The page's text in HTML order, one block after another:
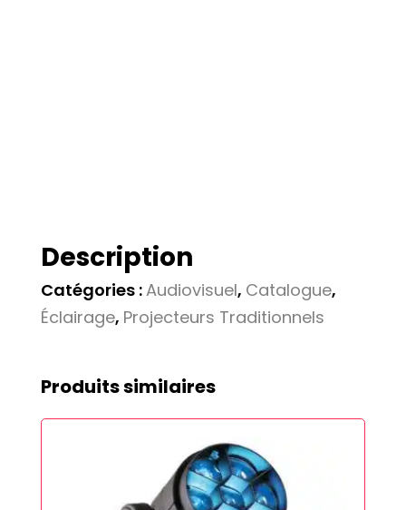
Description
Catégories :Audiovisuel, Catalogue,
Éclairage, Projecteurs Traditionnels
Produits similaires